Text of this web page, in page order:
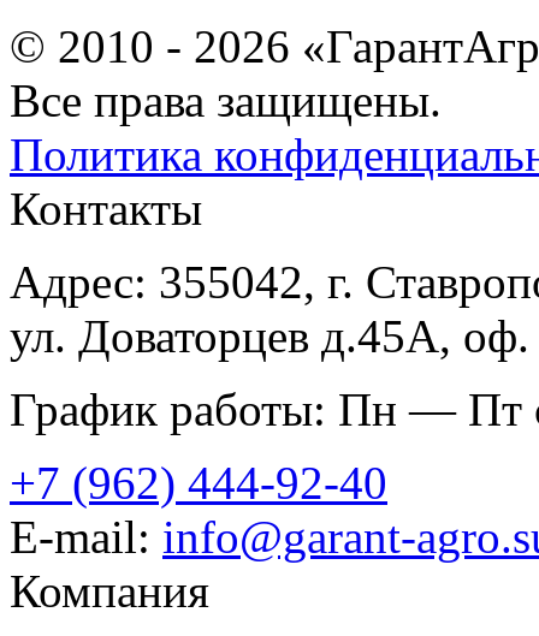
© 2010 - 2026
Все права защищены.
Политика
Контакты
Адрес: 355042, г.
ул. Доваторцев д.45А,
График работы: Пн — Пт
+7 (962) 444-92-40
E-mail: info@garant-
Компания